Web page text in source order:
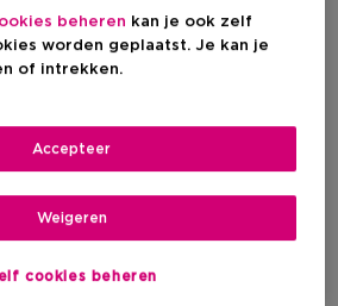
winkel nabij jou.
beheren kan je ook zelf
worden geplaatst. Je kan je
of intrekken.
cookies beheren
Weigeren
Accepteer